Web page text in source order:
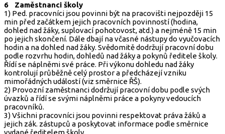
6 Zaměstnanci školy
1) Ped. pracovníci jsou povinni být na pracovišti nejpozději 15
min před začátkem jejich pracovních povinností (hodina,
dohled nad žáky, suplovací pohotovost, atd.) a nejméně 15 min
po jejich skončení. Dále dbají na včasné nástupy do vyučovacích
hodin a na dohled nad žáky. Svědomitě dodržují pracovní dobu
podle rozvrhu hodin, dohledů nad žáky a pokynů ředitele školy.
Řídí se náplněmi své práce. Při výkonu dohledu nad žáky
kontrolují průběžně celý prostor a předcházejí vzniku
mimořádných událostí (viz směrnice ŘŠ).
2) Provozní zaměstnanci dodržují pracovní dobu podle svých
úvazků a řídí se svými náplněmi práce a pokyny vedoucích
pracovníků.
3) Všichni pracovníci jsou povinni respektovat práva žáků a
jejich zák. zástupců a poskytovat informace podle směrnice